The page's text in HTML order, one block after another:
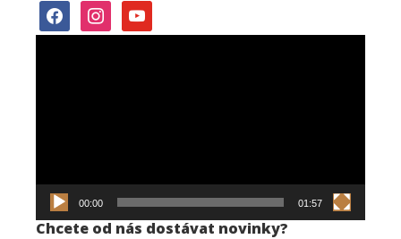
facebookinstagramyoutube
00:00 01:57
Chcete od nás dostávat novinky?